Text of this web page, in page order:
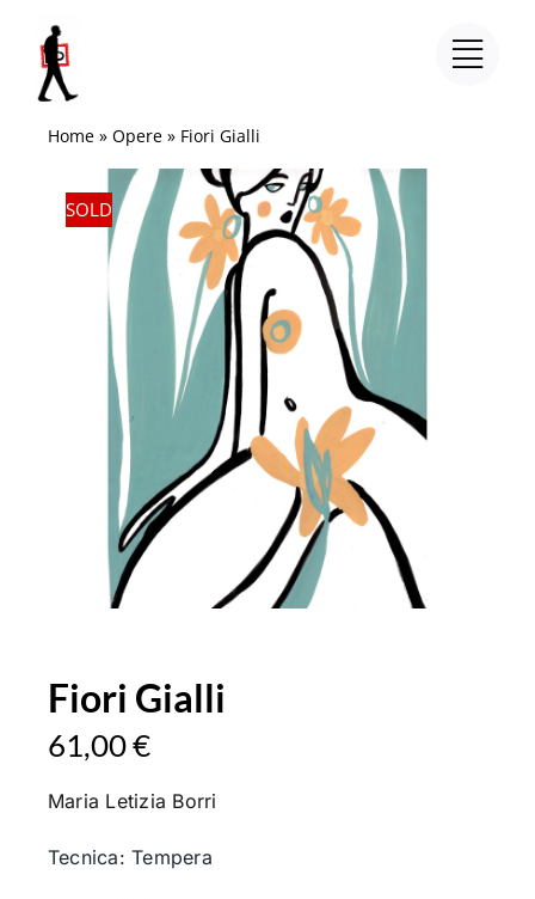
contenuto
Home» Opere» Fiori Gialli
SOLD
Fiori Gialli
61,00€
Maria Letizia Borri
Tecnica: Tempera